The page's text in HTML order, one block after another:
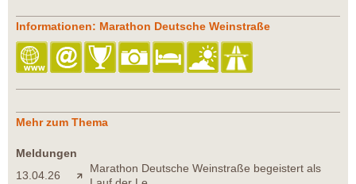
Informationen: Marathon Deutsche Weinstraße
Mehr zum Thema
Meldungen
13.04.26
Marathon Deutsche Weinstraße begeistert als